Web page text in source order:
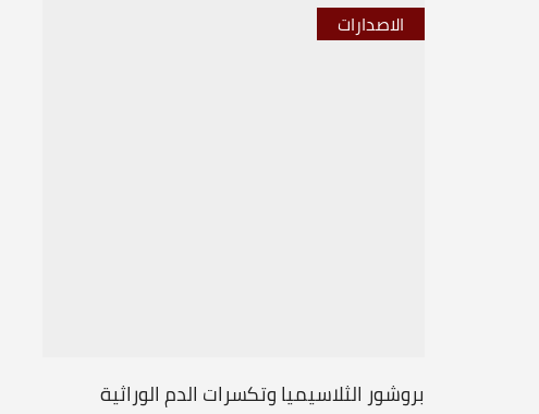
الاصدارات
بروشور الثلاسيميا وتكسرات الدم الوراثية